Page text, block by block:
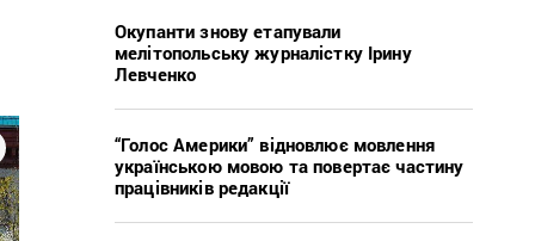
Окупанти знову етапували
мелітопольську журналістку Ірину
Левченко
“Голос Америки” відновлює мовлення
українською мовою та повертає частину
працівників редакції